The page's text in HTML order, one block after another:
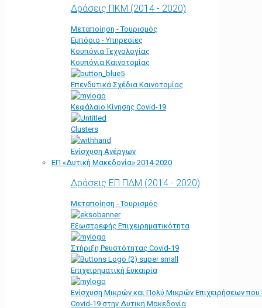
Δράσεις ΠΚΜ (2014 - 2020)
Μεταποίηση - Τουρισμός
Εμπόριο - Υπηρεσίες
Κουπόνια Τεχνολογίας
Κουπόνια Καινοτομίας
Επενδυτικά Σχέδια Καινοτομίας
Κεφάλαιο Κίνησης Covid-19
Clusters
Ενίσχυση Ανέργων
ΕΠ «Δυτική Μακεδονία» 2014-2020
Δράσεις ΕΠ ΠΔΜ (2014 - 2020)
Μεταποίηση - Τουρισμός
Εξωστρεφής Επιχειρηματικότητα
Στήριξη Ρευστότητας Covid-19
Επιχειρηματική Ευκαιρία
Ενίσχυση Μικρών και Πολύ Μικρών Επιχειρήσεων
Covid-19 στην Δυτική Μακεδονία